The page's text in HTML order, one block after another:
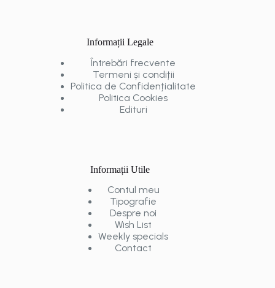
Informații Legale
Întrebări frecvente
Termeni și condiții
Politica de Confidențialitate
Politica Cookies
Edituri
Informații Utile
Contul meu
Tipografie
Despre noi
Wish List
Weekly specials
Contact